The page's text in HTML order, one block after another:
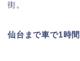
街。
仙台まで車で1時間